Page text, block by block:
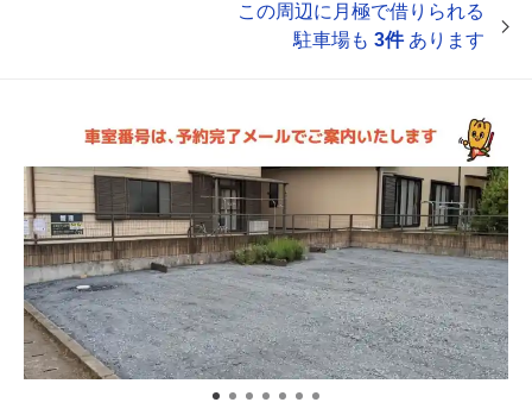
この周辺に月極で借りられる
駐車場も 3件あります